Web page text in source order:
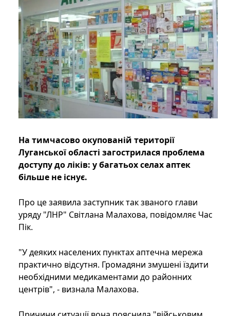
На тимчасово окупованій території
Луганської області загострилася проблема
доступу до ліків: у багатьох селах аптек
більше не існує.
Про це заявила заступник так званого глави
уряду "ЛНР" Світлана Малахова, повідомляє Час
Пік.
"У деяких населених пунктах аптечна мережа
практично відсутня. Громадяни змушені їздити
необхідними медикаментами до районних
центрів", - визнала Малахова.